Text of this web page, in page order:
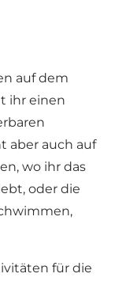
auf dem
ihr einen
aber auch auf
wo ihr das
oder die
für die